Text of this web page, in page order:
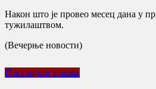
Након што је провео месец дана у
тужилаштвом.
(Вечерње новости)
Претходни чланак